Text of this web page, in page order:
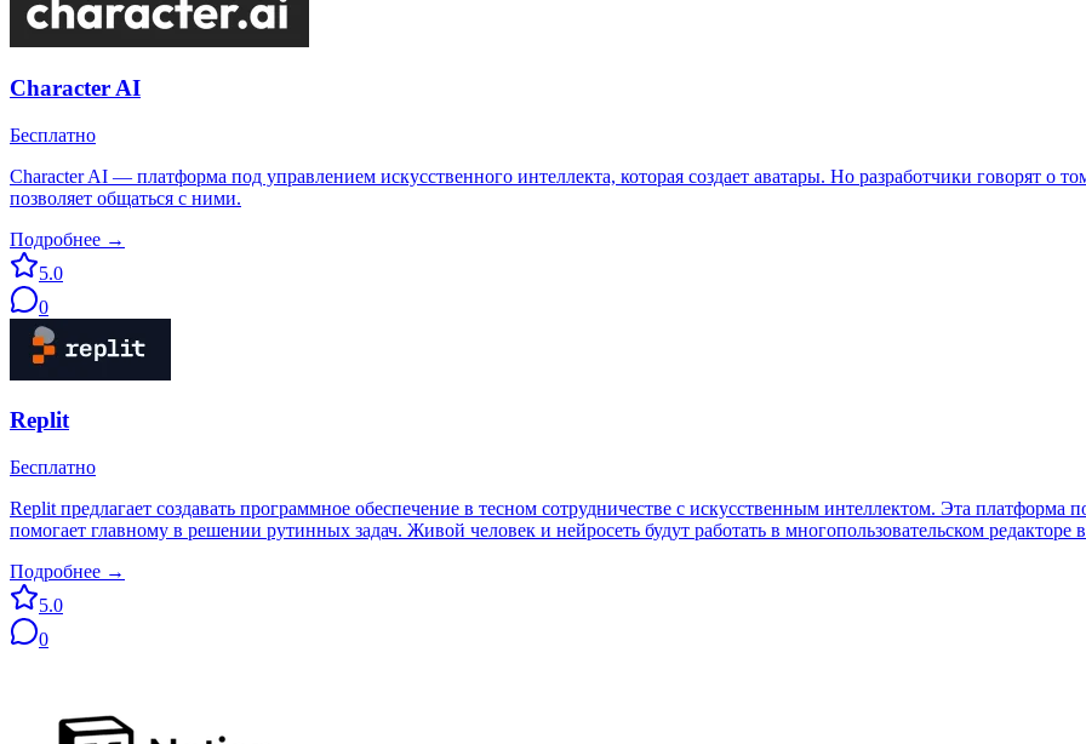
Character AI
Бесплатно
Character AI — платформа под управлением искусственного интеллекта, которая создает аватары. Но разработчики говорят о
позволяет общаться с ними.
Подробнее →
5.0
0
Replit
Бесплатно
Replit предлагает создавать программное обеспечение в тесном сотрудничестве с искусственным интеллектом. Эта платформа
помогает главному в решении рутинных задач. Живой человек и нейросеть будут работать в многопользовательском
Подробнее →
5.0
0